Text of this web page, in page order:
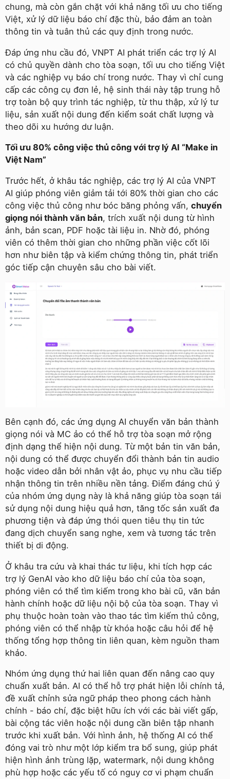
chung, mà còn gắn chặt với khả năng tối ưu cho tiếng
Việt, xử lý dữ liệu báo chí đặc thù, bảo đảm an toàn
thông tin và tuân thủ các quy định trong nước.
Đáp ứng nhu cầu đó, VNPT AI phát triển các trợ lý AI
có chủ quyền dành cho tòa soạn, tối ưu cho tiếng Việt
và các nghiệp vụ báo chí trong nước. Thay vì chỉ cung
cấp các công cụ đơn lẻ, hệ sinh thái này tập trung hỗ
trợ toàn bộ quy trình tác nghiệp, từ thu thập, xử lý tư
liệu, sản xuất nội dung đến kiểm soát chất lượng và
theo dõi xu hướng dư luận.
Tối ưu 80% công việc thủ công với trợ lý AI “Make in
Việt Nam”
Trước hết, ở khâu tác nghiệp, các trợ lý AI của VNPT
AI giúp phóng viên giảm tải tới 80% thời gian cho các
công việc thủ công như bóc băng phỏng vấn, chuyển
giọng nói thành văn bản, trích xuất nội dung từ hình
ảnh, bản scan, PDF hoặc tài liệu in. Nhờ đó, phóng
viên có thêm thời gian cho những phần việc cốt lõi
hơn như biên tập và kiểm chứng thông tin, phát triển
góc tiếp cận chuyên sâu cho bài viết.
Bên cạnh đó, các ứng dụng AI chuyển văn bản thành
giọng nói và MC ảo có thể hỗ trợ tòa soạn mở rộng
định dạng thể hiện nội dung. Từ một bản tin văn bản,
nội dung có thể được chuyển đổi thành bản tin audio
hoặc video dẫn bởi nhân vật ảo, phục vụ nhu cầu tiếp
nhận thông tin trên nhiều nền tảng. Điểm đáng chú ý
của nhóm ứng dụng này là khả năng giúp tòa soạn tái
sử dụng nội dung hiệu quả hơn, tăng tốc sản xuất đa
phương tiện và đáp ứng thói quen tiêu thụ tin tức
đang dịch chuyển sang nghe, xem và tương tác trên
thiết bị di động.
Ở khâu tra cứu và khai thác tư liệu, khi tích hợp các
trợ lý GenAI vào kho dữ liệu báo chí của tòa soạn,
phóng viên có thể tìm kiếm trong kho bài cũ, văn bản
hành chính hoặc dữ liệu nội bộ của tòa soạn. Thay vì
phụ thuộc hoàn toàn vào thao tác tìm kiếm thủ công,
phóng viên có thể nhập từ khóa hoặc câu hỏi để hệ
thống tổng hợp thông tin liên quan, kèm nguồn tham
khảo.
Nhóm ứng dụng thứ hai liên quan đến nâng cao quy
chuẩn xuất bản. AI có thể hỗ trợ phát hiện lỗi chính tả,
đề xuất chỉnh sửa ngữ pháp theo phong cách hành
chính - báo chí, đặc biệt hữu ích với các bài viết gấp,
bài cộng tác viên hoặc nội dung cần biên tập nhanh
trước khi xuất bản. Với hình ảnh, hệ thống AI có thể
đóng vai trò như một lớp kiểm tra bổ sung, giúp phát
hiện hình ảnh trùng lặp, watermark, nội dung không
phù hợp hoặc các yếu tố có nguy cơ vi phạm chuẩn